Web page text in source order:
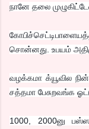
நானே தலை
சொன்னது. உபயம்
வழக்கமா க்யூவில
சத்தமா பேசுறவங்க
1000, 2000னு